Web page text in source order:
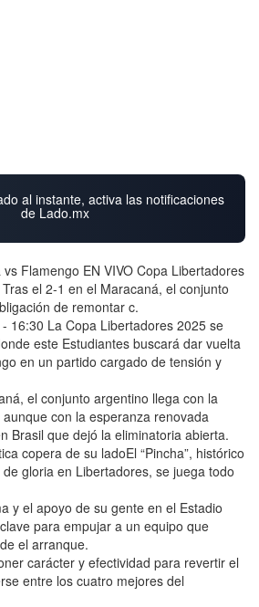
al instante, activa las notificaciones
de Lado.mx
Flamengo EN VIVO Copa Libertadores
el 2-1 en el Maracaná, el conjunto
de remontar c.
16:30 La Copa Libertadores 2025 se
este Estudiantes buscará dar vuelta
en un partido cargado de tensión y
el conjunto argentino llega con la
con la esperanza renovada
Brasil que dejó la eliminatoria abierta.
copera de su ladoEl “Pincha”, histórico
gloria en Libertadores, se juega todo
y el apoyo de su gente en el Estadio
para empujar a un equipo que
el arranque.
carácter y efectividad para revertir el
entre los cuatro mejores del